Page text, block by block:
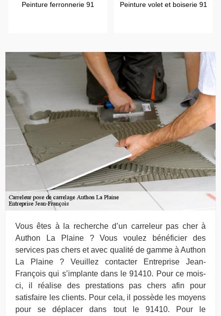
Peinture ferronnerie 91 Peinture volet et boiserie 91
Vous êtes à la recherche d’un carreleur pas cher à
Authon La Plaine ? Vous voulez bénéficier des
services pas chers et avec qualité de gamme à Authon
La Plaine ? Veuillez contacter Entreprise Jean-
François qui s’implante dans le 91410. Pour ce mois-
ci, il réalise des prestations pas chers afin pour
satisfaire les clients. Pour cela, il possède les moyens
pour se déplacer dans tout le 91410. Pour le